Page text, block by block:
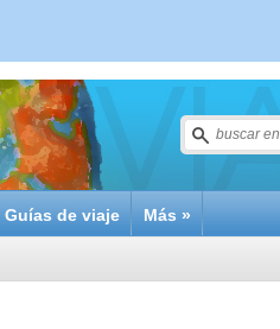
Guías de viaje Más »